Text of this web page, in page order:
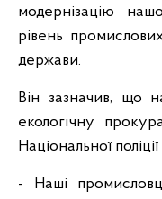
модернізацію
рівень
держави.
Він зазначив, що
екологічну
Національної
- Наші